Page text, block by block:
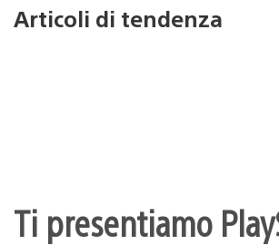
Articoli di tendenza
Ti presentiamo